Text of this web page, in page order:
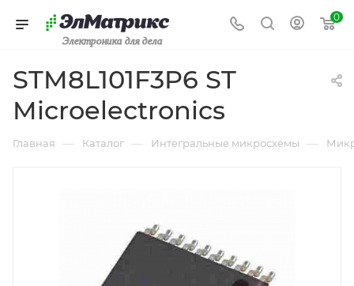
Электроника для дела
0
STM8L101F3P6 ST
Microelectronics
Главная — Каталог — Интегральные микросхемы —